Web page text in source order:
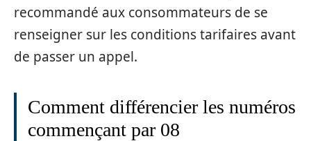
recommandé aux consommateurs de se
renseigner sur les conditions tarifaires avant
de passer un appel.
Comment différencier les numéros
commençant par 08